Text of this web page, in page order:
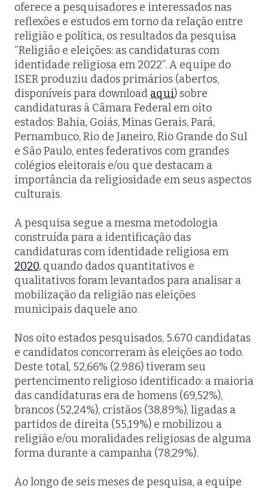
oferece a pesquisadores e interessados nas
reflexões e estudos em torno da relação entre
religião e política, os resultados da pesquisa
“Religião e eleições: as candidaturas com
identidade religiosa em 2022”. A equipe do
ISER produziu dados primários (abertos,
disponíveis para download aqui) sobre
candidaturas à Câmara Federal em oito
estados: Bahia, Goiás, Minas Gerais, Pará,
Pernambuco, Rio de Janeiro, Rio Grande do Sul
e São Paulo, entes federativos com grandes
colégios eleitorais e/ou que destacam a
importância da religiosidade em seus aspectos
culturais.
A pesquisa segue a mesma metodologia
construída para a identificação das
candidaturas com identidade religiosa em
2020, quando dados quantitativos e
qualitativos foram levantados para analisar a
mobilização da religião nas eleições
municipais daquele ano.
Nos oito estados pesquisados, 5.670 candidatas
e candidatos concorreram às eleições ao todo.
Deste total, 52,66% (2.986) tiveram seu
pertencimento religioso identificado: a maioria
das candidaturas era de homens (69,52%),
brancos (52,24%), cristãos (38,89%), ligadas a
partidos de direita (55,19%) e mobilizou a
religião e/ou moralidades religiosas de alguma
forma durante a campanha (78,29%).
Ao longo de seis meses de pesquisa, a equipe